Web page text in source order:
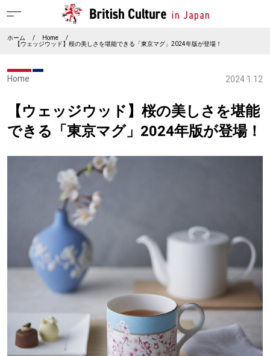
ホーム / Home /
【ウェッジウッド】桜の美しさを堪能できる「東京マグ」2024年版が登場！
Home 2024.1.12
【ウェッジウッド】桜の美しさを堪能
できる「東京マグ」2024年版が登場！